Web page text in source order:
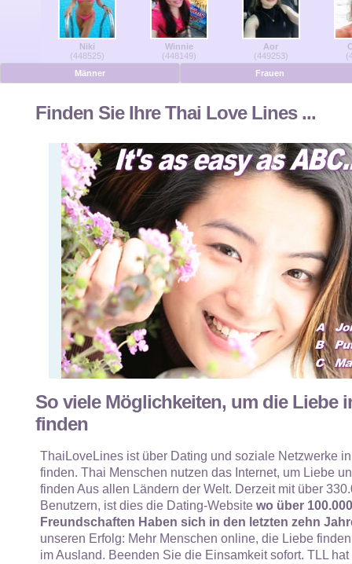
Frauen Online
Deutsche
Spanisch
Niki
(448525)
Winnie
(448149)
Aor
(449253)
Männer
Frauen
Finden Sie Ihre Thai Love Lines ...
So viele Möglichkeiten, um die Liebe
finden
ThaiLoveLines ist über Dating und soziale Netzwerke
finden. Thai Menschen nutzen das Internet, um Liebe
finden Aus allen Ländern der Welt. Derzeit mit über
Benutzern, ist dies die Dating-Website wo über
Freundschaften Haben sich in den letzten zehn
unseren Erfolg: Mehr Menschen online, die Liebe
im Ausland. Beenden Sie die Einsamkeit sofort. TLL